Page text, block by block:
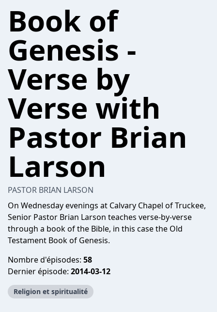
Book of
Genesis -
Verse by
Verse with
Pastor Brian
Larson
PASTOR BRIAN LARSON
On Wednesday evenings at Calvary Chapel of Truckee,
Senior Pastor Brian Larson teaches verse-by-verse
through a book of the Bible, in this case the Old
Testament Book of Genesis.
Nombre d'épisodes: 58
Dernier épisode: 2014-03-12
Religion et spiritualité